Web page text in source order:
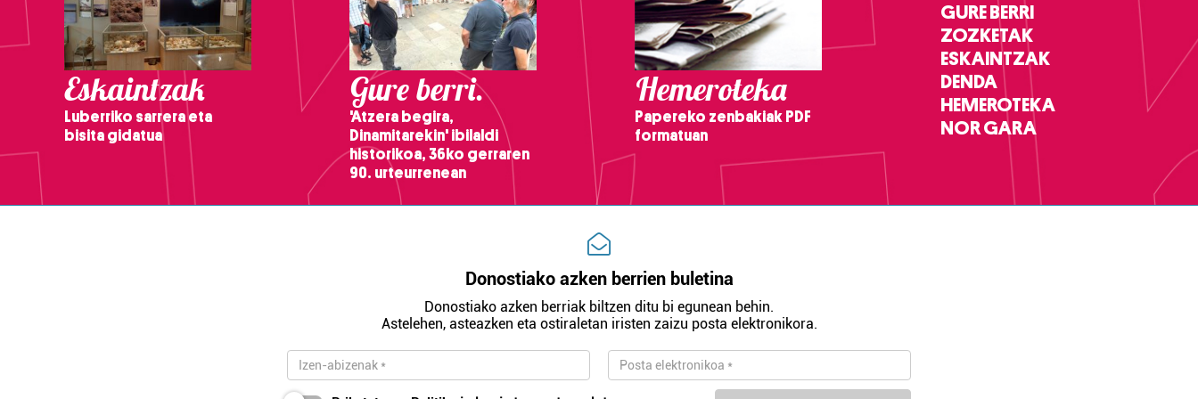
Eskaintzak
Luberriko sarrera eta
bisita gidatua
Gure berri.
'Atzera begira,
Dinamitarekin' ibilaldi
historikoa, 36ko gerraren
90. urteurrenean
Hemeroteka
Papereko zenbakiak PDF
formatuan
GURE BERRI
ZOZKETAK
ESKAINTZAK
DENDA
HEMEROTEKA
NOR GARA
Donostiako azken berrien buletina
Donostiako azken berriak biltzen ditu bi egunean behin.
Astelehen, asteazken eta ostiraletan iristen zaizu posta elektronikora.